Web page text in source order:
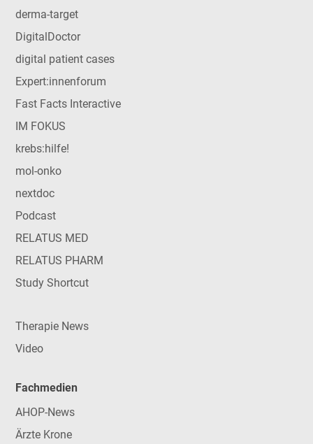
derma-target
DigitalDoctor
digital patient cases
Expert:innenforum
Fast Facts Interactive
IM FOKUS
krebs:hilfe!
mol-onko
nextdoc
Podcast
RELATUS MED
RELATUS PHARM
Study Shortcut
Therapie News
Video
Fachmedien
AHOP-News
Ärzte Krone